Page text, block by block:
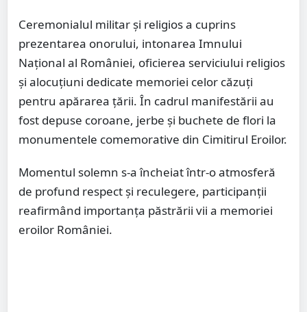
Ceremonialul militar și religios a cuprins
prezentarea onorului, intonarea Imnului
Național al României, oficierea serviciului religios
și alocuțiuni dedicate memoriei celor căzuți
pentru apărarea țării. În cadrul manifestării au
fost depuse coroane, jerbe și buchete de flori la
monumentele comemorative din Cimitirul Eroilor.
Momentul solemn s-a încheiat într-o atmosferă
de profund respect și reculegere, participanții
reafirmând importanța păstrării vii a memoriei
eroilor României.